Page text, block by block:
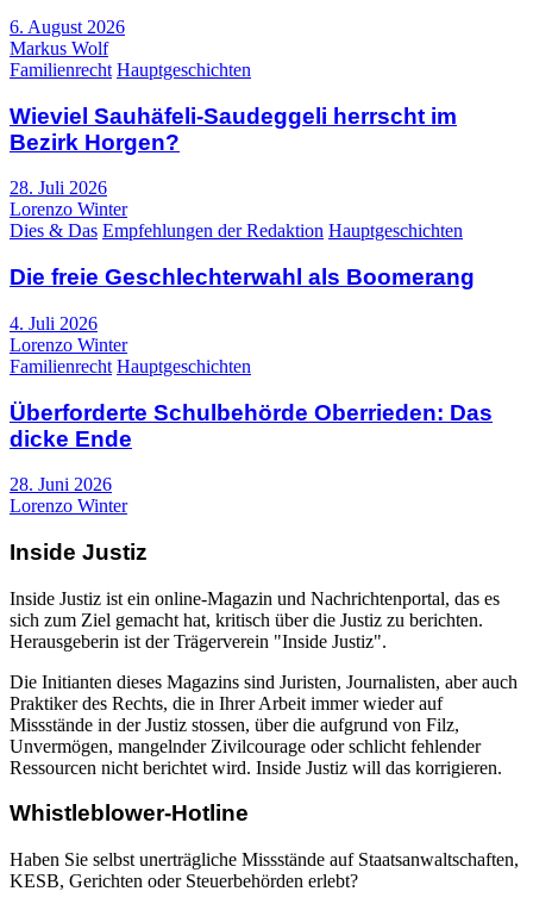
6. August 2026
Markus Wolf
Familienrecht Hauptgeschichten
Wieviel Sauhäfeli-Saudeggeli herrscht im
Bezirk Horgen?
28. Juli 2026
Lorenzo Winter
Dies & Das Empfehlungen der Redaktion Hauptgeschichten
Die freie Geschlechterwahl als Boomerang
4. Juli 2026
Lorenzo Winter
Familienrecht Hauptgeschichten
Überforderte Schulbehörde Oberrieden: Das
dicke Ende
28. Juni 2026
Lorenzo Winter
Inside Justiz
Inside Justiz ist ein online-Magazin und Nachrichtenportal, das es
sich zum Ziel gemacht hat, kritisch über die Justiz zu berichten.
Herausgeberin ist der Trägerverein "Inside Justiz".
Die Initianten dieses Magazins sind Juristen, Journalisten, aber auch
Praktiker des Rechts, die in Ihrer Arbeit immer wieder auf
Missstände in der Justiz stossen, über die aufgrund von Filz,
Unvermögen, mangelnder Zivilcourage oder schlicht fehlender
Ressourcen nicht berichtet wird. Inside Justiz will das korrigieren.
Whistleblower-Hotline
Haben Sie selbst unerträgliche Missstände auf Staatsanwaltschaften,
KESB, Gerichten oder Steuerbehörden erlebt?